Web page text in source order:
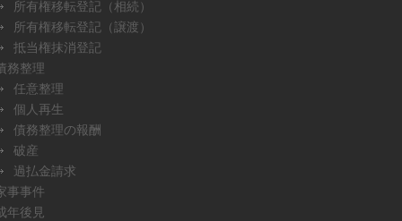
所有権移転登記（相続）
所有権移転登記（譲渡）
抵当権抹消登記
務整理
任意整理
個人再生
債務整理の報酬
破産
過払金請求
事事件
年後見